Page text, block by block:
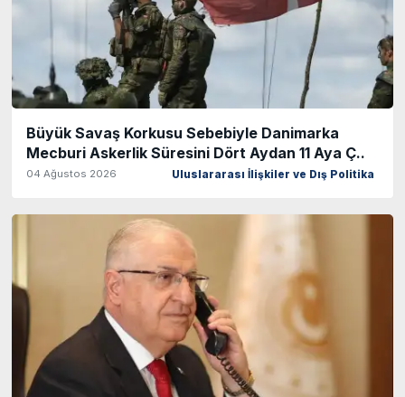
Büyük Savaş Korkusu Sebebiyle Danimarka
Mecburi Askerlik Süresini Dört Aydan 11 Aya Ç..
04 Ağustos 2026 Uluslararası İlişkiler ve Dış Politika